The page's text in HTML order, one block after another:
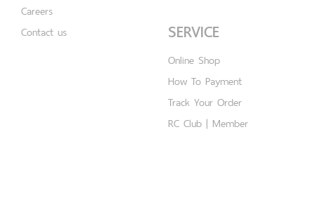
Careers
Contact us
SERVICE
Online Shop
How To Payment
Track Your Order
RC Club | Member